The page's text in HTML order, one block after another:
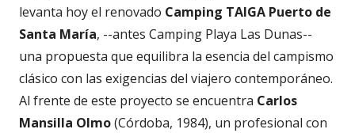
levanta hoy el renovado Camping TAIGA Puerto de
Santa María, --antes Camping Playa Las Dunas--
una propuesta que equilibra la esencia del campismo
clásico con las exigencias del viajero contemporáneo.
Al frente de este proyecto se encuentra Carlos
Mansilla Olmo(Córdoba, 1984), un profesional con